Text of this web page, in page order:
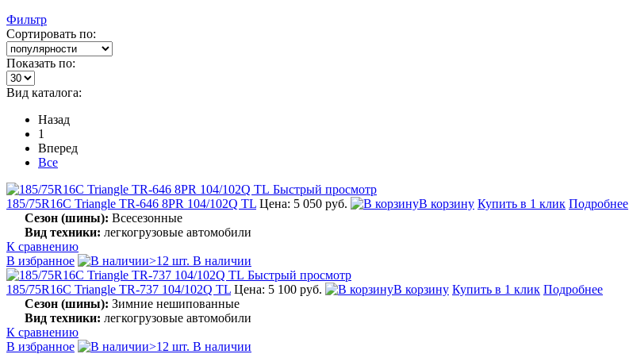
Фильтр
Сортировать по:
Показать по:
Вид каталога:
Назад
1
Вперед
Все
Быстрый просмотр
185/75R16C Triangle TR-646 8PR 104/102Q TL Цена: 5 050 руб. В корзину Купить в 1 клик Подробнее
Сезон (шины): Всесезонные
Вид техники: легкогрузовые автомобили
К сравнению
В избранное
>12 шт. В наличии
Быстрый просмотр
185/75R16C Triangle TR-737 104/102Q TL Цена: 5 100 руб. В корзину Купить в 1 клик Подробнее
Сезон (шины): Зимние нешипованные
Вид техники: легкогрузовые автомобили
К сравнению
В избранное
>12 шт. В наличии